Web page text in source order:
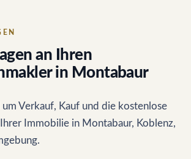
an Ihren
in Montabaur
Verkauf, Kauf und die kostenlose
Immobilie in Montabaur, Koblenz,